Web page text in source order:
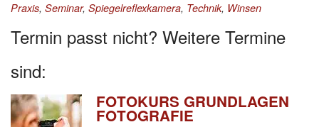
Praxis, Seminar, Spiegelreflexkamera, Technik, Winsen
Termin passt nicht? Weitere Termine
sind:
FOTOKURS GRUNDLAGEN
FOTOGRAFIE